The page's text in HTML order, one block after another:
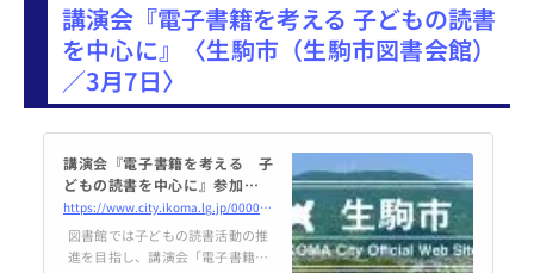
00名
講演会『電子書籍を考える 子どもの読書
を中心に』〈生駒市（生駒市図書会館）
／3月7日〉
講演会『電子書籍を考える 子
どもの読書を中心に』参加者募
集 | 生駒市公式ホームページ
https://www.city.ikoma.lg.jp/0000034110.html
図書館では子どもの読書活動の推
進を目指し、講演会「電子書籍を